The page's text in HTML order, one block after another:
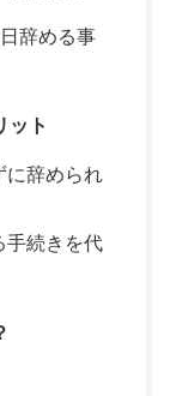
辞める事
ット
辞められ
続きを代